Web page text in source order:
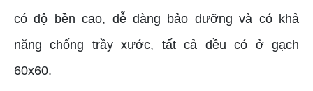
có độ bền cao, dễ dàng bảo dưỡng và có khả
năng chống trầy xước, tất cả đều có ở gạch
60x60.